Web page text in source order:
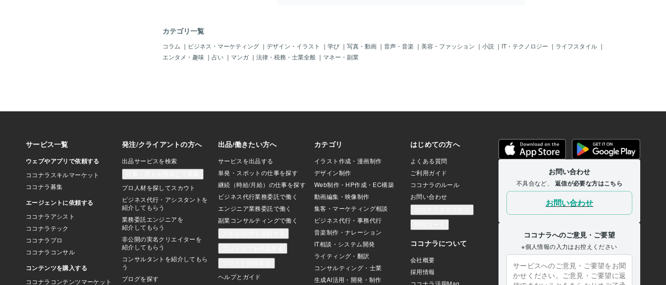
ね。自社サイトや、普段よく見ているサ
イトを思い浮かべてみてください。「つ
い読み進めてしまうサイト」には、必ず3
秒で伝わる納得感があるはずです。逆
に、ご自身のサイトが「なんだかパッと
せる強いコピーとは、難しい言葉やおし
ゃれな言葉ではありません。「〇〇でお
悩みの方へ」という直球な言葉や、「最
短10分で解決」という具体的なメリット
です。例えば、士業の先生な
う？こちらの思惑とは裏腹にユーザーは
画像からマイナスの印象を持つでしょ
う。（こんなことにならないよう、美容
お客様目線です。FVにふさわしいコピー
は後者です。 お客様目線のキャッチコ
ピーにすることで「私も変われるかも」
という期待を抱かせ、その先の
カテゴリ一覧
コラム ｜ ビジネス・マーケティング ｜ デザイン・イラスト ｜ 学び ｜ 写真・動画 ｜ 音声・音楽 ｜ 美容・ファッション ｜ 小説 ｜ IT・テクノロジー ｜ ライフスタイル ｜
エンタメ・趣味 ｜ 占い ｜ マンガ ｜ 法律・税務・士業全般 ｜ マネー・副業